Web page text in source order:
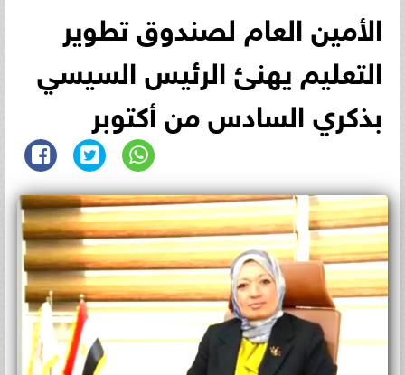
الأمين العام لصندوق تطوير
التعليم يهنئ الرئيس السيسي
بذكري السادس من أكتوبر